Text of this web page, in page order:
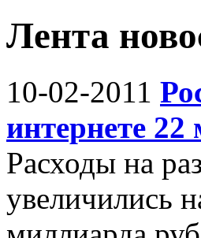
Лента
10-02-2011
интернете 22
Расходы на
увеличились